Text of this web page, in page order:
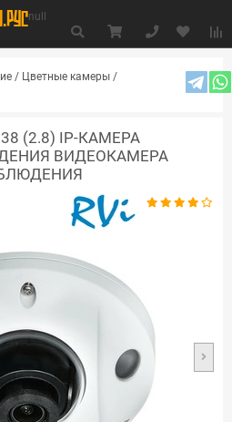
null
/ Цветные камеры /
(2.8) IP-КАМЕРА
ВИДЕОКАМЕРА